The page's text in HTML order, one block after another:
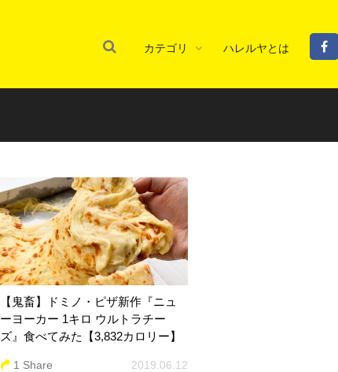
カテゴリ ハレルヤとは
【鬼畜】ドミノ・ピザ新作『ニュ
ーヨーカー 1キロ ウルトラチー
ズ』食べてみた【3,832カロリー】
1 Share 2019.06.12